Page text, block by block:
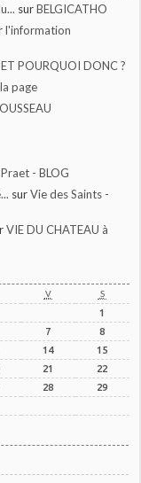
surBELGICATHO
l'information
ET POURQUOI DONC ?
page
- BLOG
surVie des Saints -
VIE DU CHATEAU à
V S
1
7
8
14
15
21
22
28
29